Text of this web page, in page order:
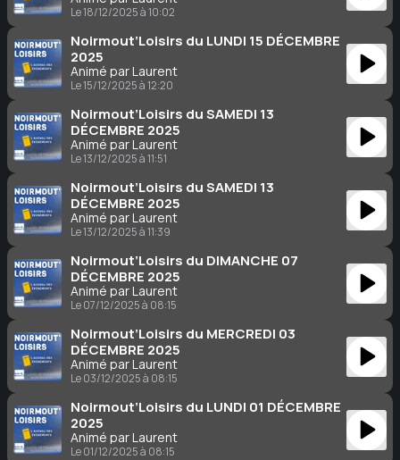
Le 18/12/2025 à 10:02
Noirmout’Loisirs du LUNDI 15 DÉCEMBRE
2025
Animé par Laurent
Le 15/12/2025 à 12:20
Noirmout’Loisirs du SAMEDI 13
DÉCEMBRE 2025
Animé par Laurent
Le 13/12/2025 à 11:51
Noirmout’Loisirs du SAMEDI 13
DÉCEMBRE 2025
Animé par Laurent
Le 13/12/2025 à 11:39
Noirmout’Loisirs du DIMANCHE 07
DÉCEMBRE 2025
Animé par Laurent
Le 07/12/2025 à 08:15
Noirmout’Loisirs du MERCREDI 03
DÉCEMBRE 2025
Animé par Laurent
Le 03/12/2025 à 08:15
Noirmout’Loisirs du LUNDI 01 DÉCEMBRE
2025
Animé par Laurent
Le 01/12/2025 à 08:15